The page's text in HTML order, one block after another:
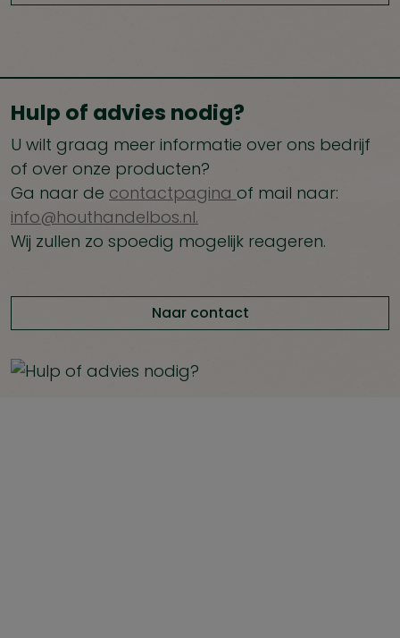
Hulp of advies nodig?
U wilt graag meer informatie over ons bedrijf
of over onze producten?
Ga naar de contactpagina of mail naar:
info@houthandelbos.nl.
Wij zullen zo spoedig mogelijk reageren.
Naar contact